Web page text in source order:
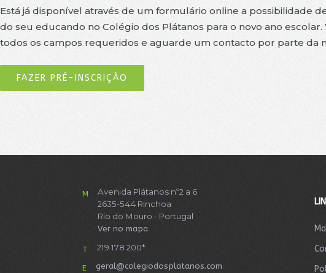
Está já disponível através de um formulário online a possibilidade
do seu educando no Colégio dos Plátanos para o novo ano
todos os campos requeridos e aguarde um contacto por parte da
FAZER PRÉ-INSCRIÇÃO
M
Avenida Plátanos nº2 a 6
2635-544 Rinchoa
Rio do Mouro - Portugal
Ver no mapa
T 219 178 200*
E geral@colegiodosplatanos.com